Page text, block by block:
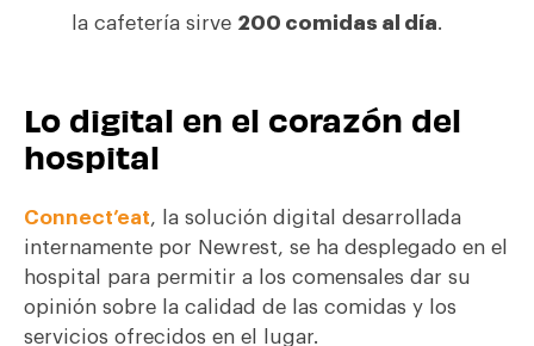
la cafetería sirve 200 comidas al día.
Lo digital en el corazón del
hospital
Connect’eat, la solución digital desarrollada
internamente por Newrest, se ha desplegado en el
hospital para permitir a los comensales dar su
opinión sobre la calidad de las comidas y los
servicios ofrecidos en el lugar.